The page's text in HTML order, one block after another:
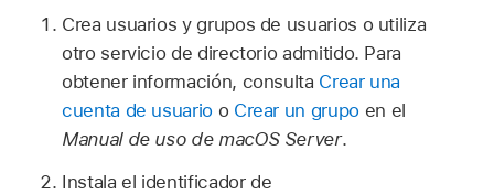
Crea usuarios y grupos de usuarios o utiliza
otro servicio de directorio admitido. Para
obtener información, consulta Crear una
cuenta de usuarioo Crear un grupoen el
Manual de uso de macOS Server.
Instala el identificador de